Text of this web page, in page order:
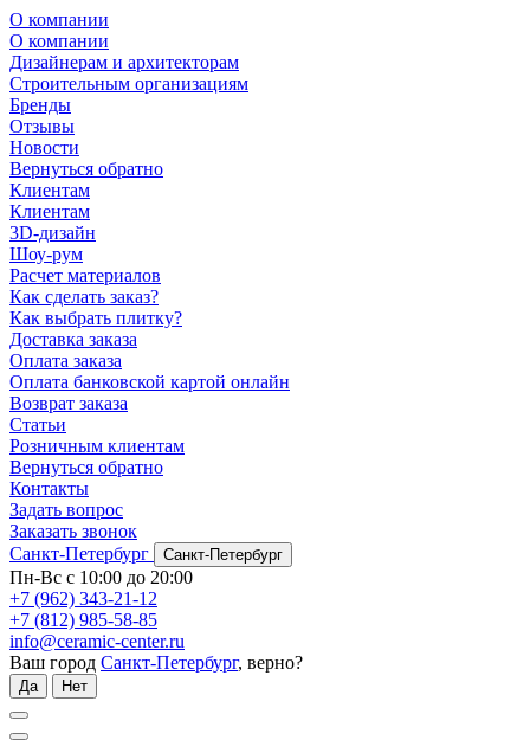
О компании
О компании
Дизайнерам и архитекторам
Строительным организациям
Бренды
Отзывы
Новости
Вернуться обратно
Клиентам
Клиентам
3D-дизайн
Шоу-рум
Расчет материалов
Как сделать заказ?
Как выбрать плитку?
Доставка заказа
Оплата заказа
Оплата банковской картой онлайн
Возврат заказа
Статьи
Розничным клиентам
Вернуться обратно
Контакты
Задать вопрос
Заказать звонок
Санкт-Петербург
Санкт-Петербург
Пн-Вс с 10:00 до 20:00
+7 (962) 343-21-12
+7 (812) 985-58-85
info@ceramic-center.ru
Ваш город Санкт-Петербург, верно?
Да Нет